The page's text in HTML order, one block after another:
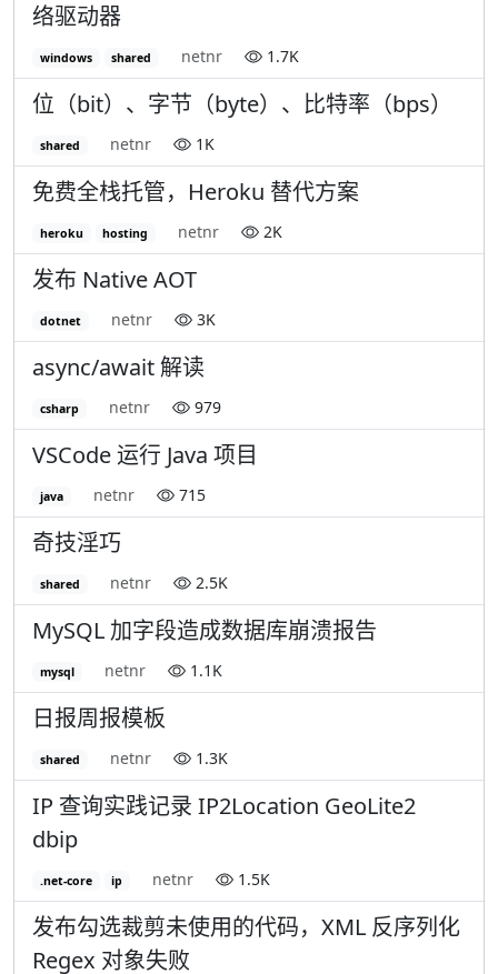
络驱动器
windows shared netnr 1.7K
位（bit）、字节（byte）、比特率（bps）
shared netnr 1K
免费全栈托管，Heroku 替代方案
heroku hosting netnr 2K
发布 Native AOT
dotnet netnr 3K
async/await 解读
csharp netnr 979
VSCode 运行 Java 项目
java netnr 715
奇技淫巧
shared netnr 2.5K
MySQL 加字段造成数据库崩溃报告
mysql netnr 1.1K
日报周报模板
shared netnr 1.3K
IP 查询实践记录 IP2Location GeoLite2
dbip
.net-core ip netnr 1.5K
发布勾选裁剪未使用的代码，XML 反序列化
Regex 对象失败